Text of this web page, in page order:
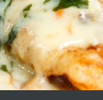
Иглолистни